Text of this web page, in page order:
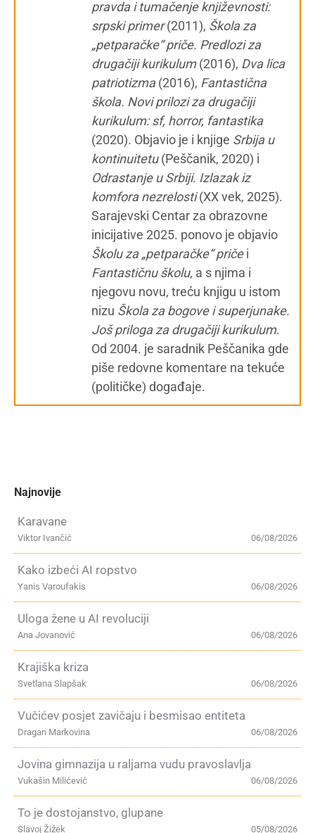
pravda i tumačenje književnosti:
srpski primer(2011), Škola za
„petparačke“ priče. Predlozi za
drugačiji kurikulum(2016), Dva lica
patriotizma(2016), Fantastična
škola. Novi prilozi za drugačiji
kurikulum: sf, horror, fantastika
(2020). Objavio je i knjige Srbija u
kontinuitetu(Peščanik, 2020) i
Odrastanje u Srbiji. Izlazak iz
komfora nezrelosti(XX vek, 2025).
Sarajevski Centar za obrazovne
inicijative 2025. ponovo je objavio
Školu za „petparačke“ pričei
Fantastičnu školu, a s njima i
njegovu novu, treću knjigu u istom
nizu Škola za bogove i superjunake.
Još priloga za drugačiji kurikulum.
Od 2004. je saradnik Peščanika gde
piše redovne komentare na tekuće
(političke) događaje.
Najnovije
Karavane
06/08/2026
Viktor Ivančić
Kako izbeći AI ropstvo
06/08/2026
Yanis Varoufakis
Uloga žene u AI revoluciji
06/08/2026
Ana Jovanović
Krajiška kriza
06/08/2026
Svetlana Slapšak
Vučićev posjet zavičaju i besmisao entiteta
06/08/2026
Dragan Markovina
Jovina gimnazija u raljama vudu pravoslavlja
06/08/2026
Vukašin Milićević
To je dostojanstvo, glupane
05/08/2026
Slavoj Žižek